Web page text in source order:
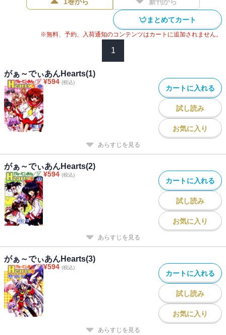
まとめてカート
※無料、予約、入荷通知のコンテンツはカートに追加されません。
1
がぁ～でぃあんHearts(1)
¥594 (税込)
カートに入れる
試し読み
お気に入り
あらすじを見る
がぁ～でぃあんHearts(2)
¥594 (税込)
カートに入れる
試し読み
お気に入り
あらすじを見る
がぁ～でぃあんHearts(3)
¥594 (税込)
カートに入れる
試し読み
お気に入り
あらすじを見る